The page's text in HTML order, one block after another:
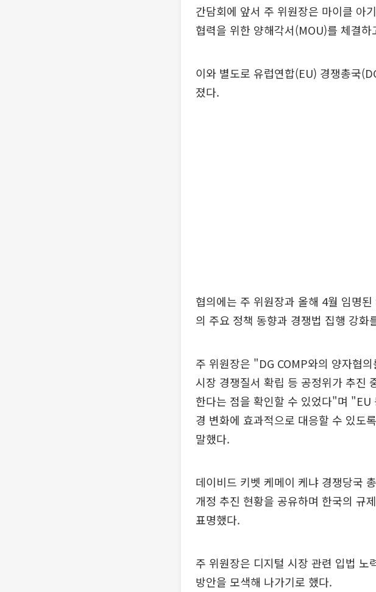
간담회에 앞서 주 위원장은 마이클 아
협력을 위한 양해각서(MOU)를 체결
이와 별도로 유럽연합(EU) 경쟁총국
졌다.
협의에는 주 위원장과 올해 4월 임명
의 주요 정책 동향과 경쟁법 집행 강화
주 위원장은 "DG COMP와의 양자협
시장 경쟁질서 확립 등 공정위가 추진
한다는 점을 확인할 수 있었다"며 "EU
경 변화에 효과적으로 대응할 수 있도
말했다.
데이비드 키벳 케메이 케냐 경쟁당국
개정 추진 현황을 공유하며 한국의 규
표명했다.
주 위원장은 디지털 시장 관련 입법 노
방안을 모색해 나가기로 했다.